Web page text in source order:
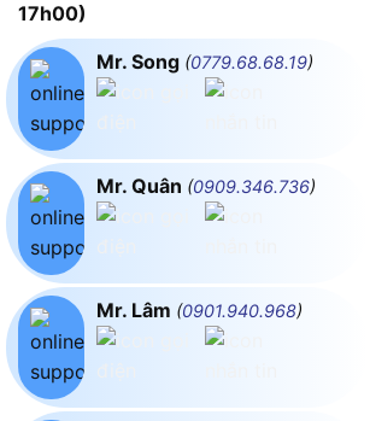
17h00)
Mr. Song (0779.68.68.19)
Mr. Quân (0909.346.736)
Mr. Lâm (0901.940.968)